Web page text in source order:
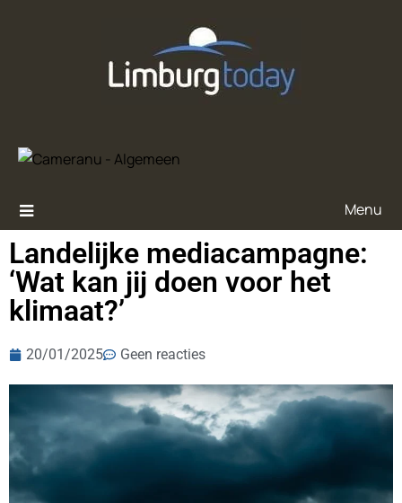
Menu
Landelijke mediacampagne:
‘Wat kan jij doen voor het
klimaat?’
20/01/2025 Geen reacties